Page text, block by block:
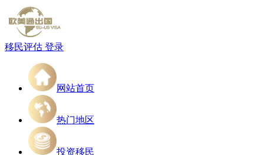
移民评估 登录
网站首页
热门地区
投资移民